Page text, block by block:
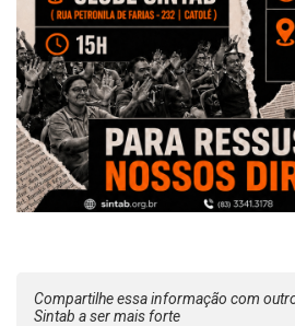
Compartilhe essa informação com
Sintab a ser mais forte